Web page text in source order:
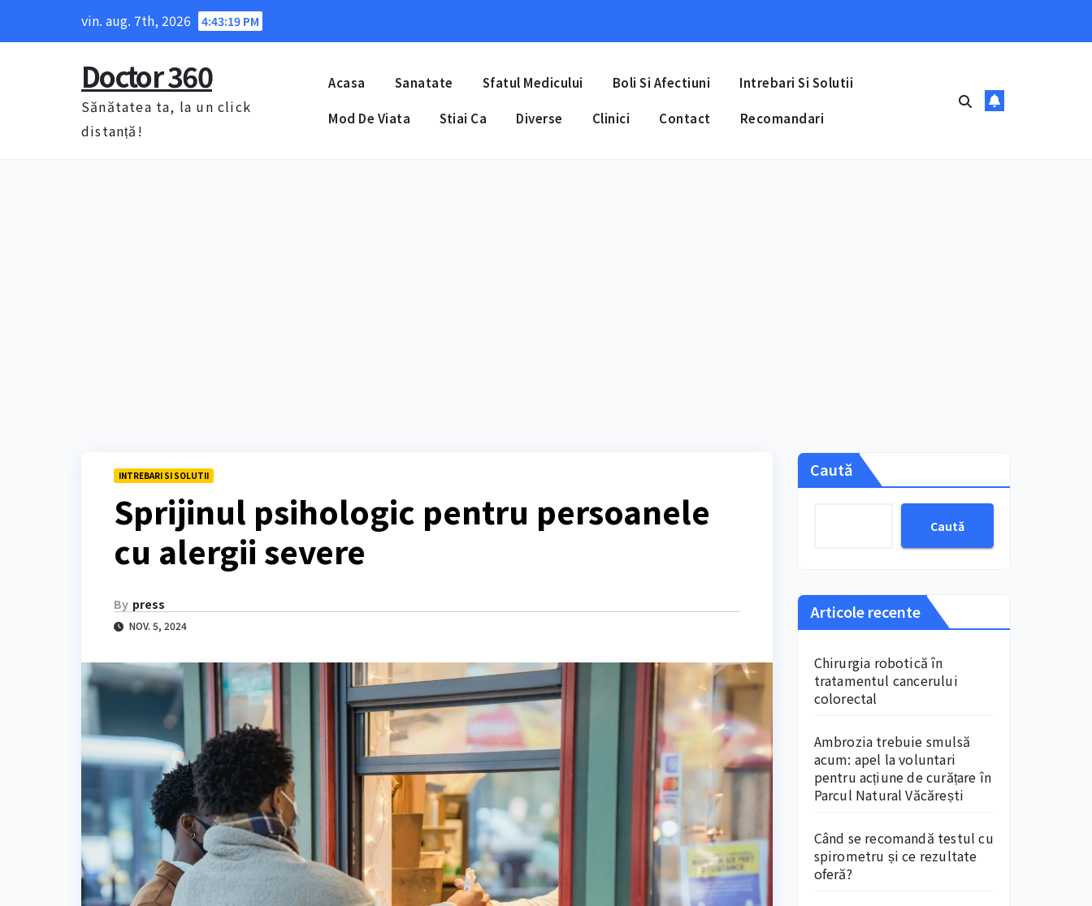
vin. aug. 7th, 2026 4:43:21 PM
Doctor 360
Sănătatea ta, la un click
distanță!
Acasa Sanatate Sfatul Medicului Boli Si Afectiuni Intrebari Si Solutii
Mod De Viata Stiai Ca Diverse Clinici Contact Recomandari
INTREBARI SI SOLUTII
Sprijinul psihologic pentru persoanele
cu alergii severe
By press
NOV. 5, 2024
Caută
Caută
Articole recente
Chirurgia robotică în
tratamentul cancerului
colorectal
Ambrozia trebuie smulsă
acum: apel la voluntari
pentru acțiune de curățare în
Parcul Natural Văcărești
Când se recomandă testul cu
spirometru și ce rezultate
oferă?